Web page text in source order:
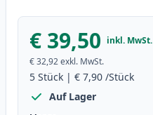
€ 39,50 inkl. MwSt.
€ 32,92exkl. MwSt.
5 Stück | € 7,90 /Stück
Auf Lager